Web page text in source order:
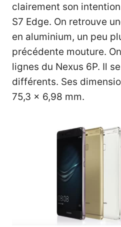
clairement son
S7 Edge. On retrouve
en aluminium, un peu
précédente mouture.
lignes du Nexus 6P. Il
différents. Ses
75,3 x 6,98 mm.